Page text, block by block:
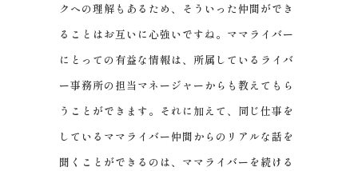
クへの理解もあるため、そういった仲間ができ
ることはお互いに心強いですね。ママライバー
にとっての有益な情報は、所属しているライバ
ー事務所の担当マネージャーからも教えてもら
うことができます。それに加えて、同じ仕事を
しているママライバー仲間からのリアルな話を
聞くことができるのは、ママライバーを続ける